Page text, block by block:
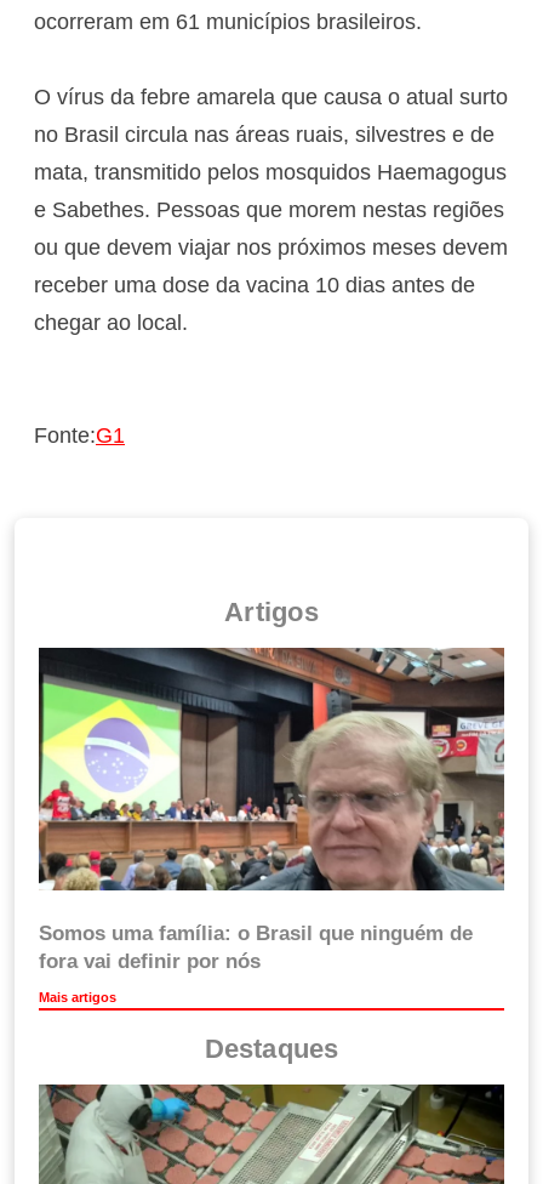
ocorreram em 61 municípios brasileiros.
O vírus da febre amarela que causa o atual surto
no Brasil circula nas áreas ruais, silvestres e de
mata, transmitido pelos mosquidos Haemagogus
e Sabethes. Pessoas que morem nestas regiões
ou que devem viajar nos próximos meses devem
receber uma dose da vacina 10 dias antes de
chegar ao local.
Fonte:G1
Artigos
Somos uma família: o Brasil que ninguém de
fora vai definir por nós
Mais artigos
Destaques